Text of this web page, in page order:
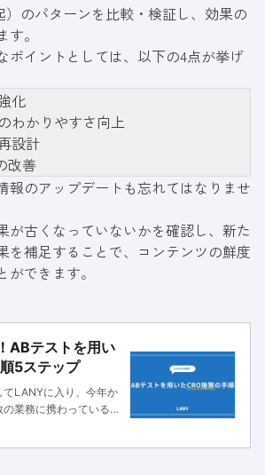
）のパターンを比較・検証し、効果の
。
ポイントとしては、以下の4点が挙げ
化
わかりやすさ向上
設計
改善
報のアップデートも忘れてはなりませ
が古くなっていないかを確認し、新た
を補足することで、コンテンツの鮮度
ができます。
ABテストを用い
5ステップ
LANYに入り、今年か
業務に携わっているゆ
です。 「検索順位を
はできませんか…？」